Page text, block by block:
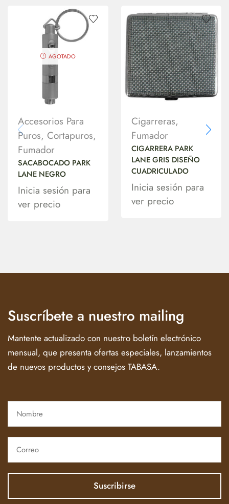
AGOTADO
Accesorios Para
Puros, Cortapuros,
Fumador
SACABOCADO PARK
LANE NEGRO
Inicia sesión para
ver precio
Cigarreras,
Fumador
CIGARRERA PARK
LANE GRIS DISEÑO
CUADRICULADO
Inicia sesión para
ver precio
Suscríbete a nuestro mailing
Mantente actualizado con nuestro boletín electrónico
mensual, que presenta ofertas especiales, lanzamientos
de nuevos productos y consejos TABASA.